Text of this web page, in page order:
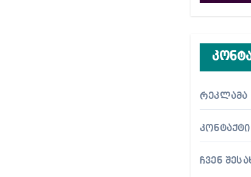
რეკლამა
კონტაქტი
ჩვენ